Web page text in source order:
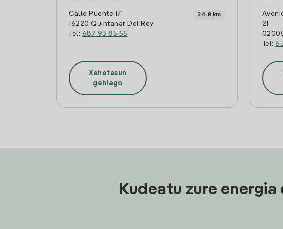
Calle Puente 17
16220 Quintanar Del Rey
Tel: 687 93 85 55
24.8 km
Xehetasun
gehiago
21
Tel:
Kudeatu zure